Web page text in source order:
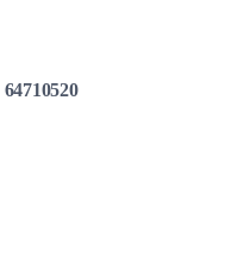
64710520